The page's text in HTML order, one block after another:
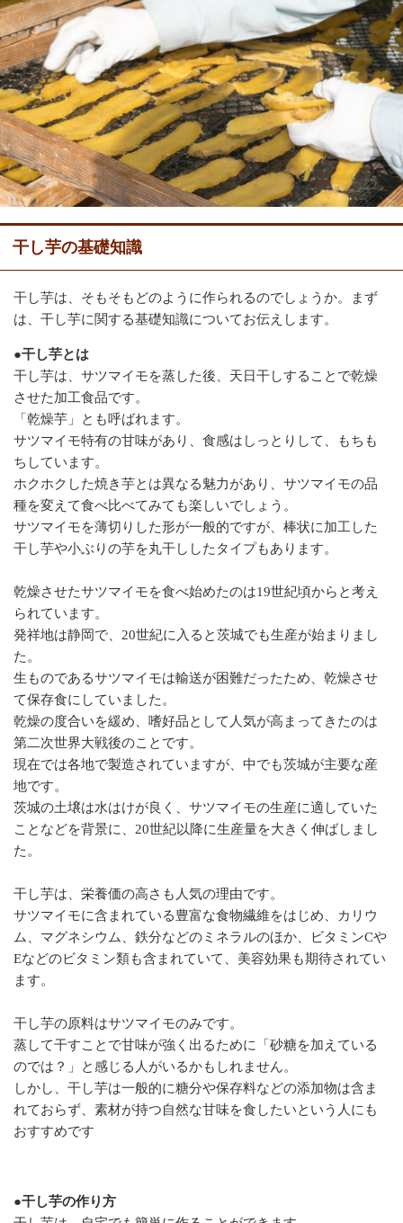
干し芋の基礎知識
干し芋は、そもそもどのように作られるのでしょうか。まず
は、干し芋に関する基礎知識についてお伝えします。
●干し芋とは
干し芋は、サツマイモを蒸した後、天日干しすることで乾燥
させた加工食品です。
「乾燥芋」とも呼ばれます。
サツマイモ特有の甘味があり、食感はしっとりして、もちも
ちしています。
ホクホクした焼き芋とは異なる魅力があり、サツマイモの品
種を変えて食べ比べてみても楽しいでしょう。
サツマイモを薄切りした形が一般的ですが、棒状に加工した
干し芋や小ぶりの芋を丸干ししたタイプもあります。
乾燥させたサツマイモを食べ始めたのは19世紀頃からと考え
られています。
発祥地は静岡で、20世紀に入ると茨城でも生産が始まりまし
た。
生ものであるサツマイモは輸送が困難だったため、乾燥させ
て保存食にしていました。
乾燥の度合いを緩め、嗜好品として人気が高まってきたのは
第二次世界大戦後のことです。
現在では各地で製造されていますが、中でも茨城が主要な産
地です。
茨城の土壌は水はけが良く、サツマイモの生産に適していた
ことなどを背景に、20世紀以降に生産量を大きく伸ばしまし
た。
干し芋は、栄養価の高さも人気の理由です。
サツマイモに含まれている豊富な食物繊維をはじめ、カリウ
ム、マグネシウム、鉄分などのミネラルのほか、ビタミンCや
Eなどのビタミン類も含まれていて、美容効果も期待されてい
ます。
干し芋の原料はサツマイモのみです。
蒸して干すことで甘味が強く出るために「砂糖を加えている
のでは？」と感じる人がいるかもしれません。
しかし、干し芋は一般的に糖分や保存料などの添加物は含ま
れておらず、素材が持つ自然な甘味を食したいという人にも
おすすめです
●干し芋の作り方